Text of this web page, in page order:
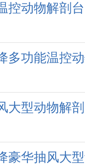
控动物解剖
多功能温控
大型动物解
豪华抽风大